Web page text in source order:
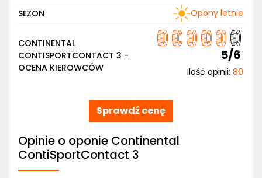
SEZON
Opony letnie
CONTINENTAL
CONTISPORTCONTACT 3 -
OCENA KIEROWCÓW
5/6
Ilość opinii: 80
Sprawdź cenę
Opinie o oponie Continental
ContiSportContact 3